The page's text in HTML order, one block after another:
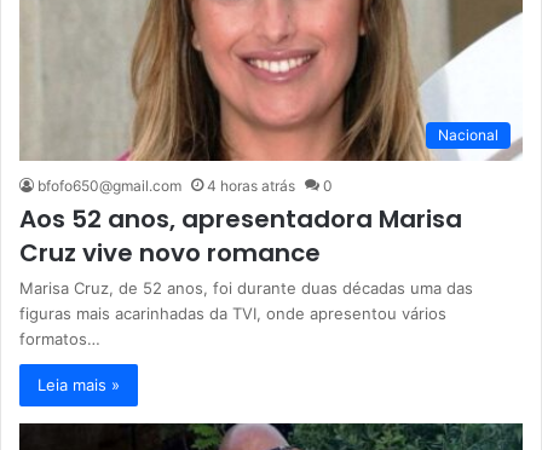
Nacional
bfofo650@gmail.com 4 horas atrás 0
Aos 52 anos, apresentadora Marisa
Cruz vive novo romance
Marisa Cruz, de 52 anos, foi durante duas décadas uma das
figuras mais acarinhadas da TVI, onde apresentou vários
formatos…
Leia mais »